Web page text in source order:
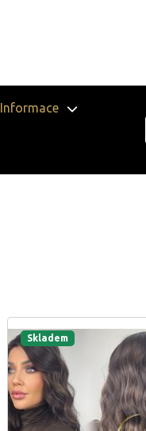
Informace
Skladem